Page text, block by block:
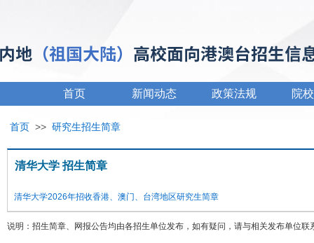
首页 新闻动态 政策法规 院
首页 >> 研究生招生简章
清华大学 招生简章
清华大学2026年招收香港、澳门、台湾地区研究生简章
说明：招生简章、网报公告均由各招生单位发布，如有疑问，请与相关发布单位